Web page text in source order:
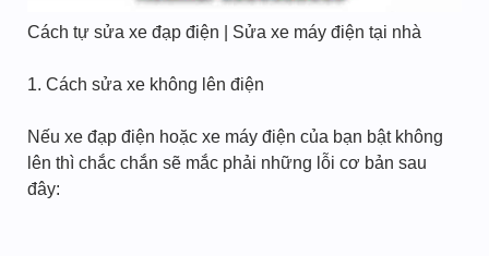
Cách tự sửa xe đạp điện | Sửa xe máy điện tại nhà
1. Cách sửa xe không lên điện
Nếu xe đạp điện hoặc xe máy điện của bạn bật không
lên thì chắc chắn sẽ mắc phải những lỗi cơ bản sau
đây: